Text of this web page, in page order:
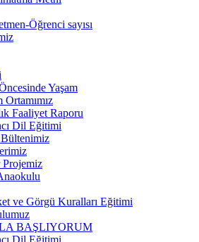
Öğrenci sayısı
Yaşam
Ortamımız
Faaliyet Raporu
Dil Eğitimi
ve Görgü Kuralları Eğitimi
BAŞLIYORUM